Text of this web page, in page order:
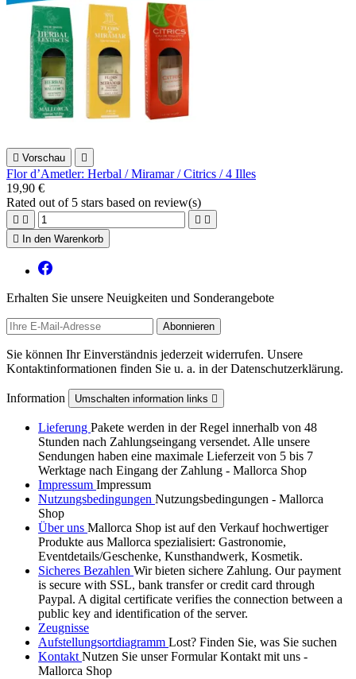
 Vorschau 
Flor d’Ametler: Herbal / Miramar / Citrics / 4 Illes
19,90 €
Rated out of 5 stars based on review(s)
   

In den Warenkorb
Erhalten Sie unsere Neuigkeiten und Sonderangebote
Sie können Ihr Einverständnis jederzeit widerrufen. Unsere
Kontaktinformationen finden Sie u. a. in der Datenschutzerklärung.
Information Umschalten information links 
Lieferung Pakete werden in der Regel innerhalb von 48
Stunden nach Zahlungseingang versendet. Alle unsere
Sendungen haben eine maximale Lieferzeit von 5 bis 7
Werktage nach Eingang der Zahlung - Mallorca Shop
Impressum Impressum
Nutzungsbedingungen Nutzungsbedingungen - Mallorca
Shop
Über uns Mallorca Shop ist auf den Verkauf hochwertiger
Produkte aus Mallorca spezialisiert: Gastronomie,
Eventdetails/Geschenke, Kunsthandwerk, Kosmetik.
Sicheres Bezahlen Wir bieten sichere Zahlung. Our payment
is secure with SSL, bank transfer or credit card through
Paypal. A digital certificate verifies the connection between a
public key and identification of the server.
Zeugnisse
Aufstellungsortdiagramm Lost? Finden Sie, was Sie suchen
Kontakt Nutzen Sie unser Formular Kontakt mit uns -
Mallorca Shop